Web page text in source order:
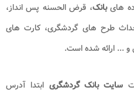
هایبانک، قرض الحسنه پس انداز،
طرح های گردشگری، کارت های
و ... ارائه شده است.
سایت بانک گردشگری ابتدا آدرس